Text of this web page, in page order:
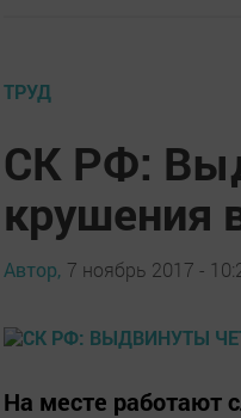
ТРУД
СК РФ:
крушения
Автор, 7 ноябрь 2017 -
На месте работают